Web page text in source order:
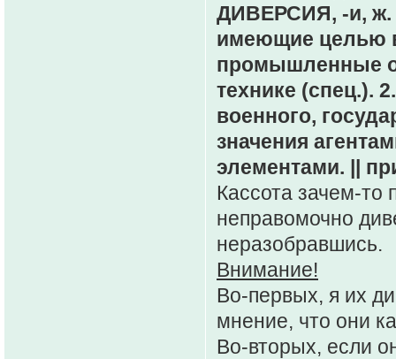
ДИВЕРСИЯ, -и, ж.
имеющие целью
промышленные
технике (спец.).
военного,
значения
элементами. ||
Кассота зачем-то
неправомочно
неразобравшись.
Внимание!
Во-первых, я их
мнение, что они
Во-вторых, если